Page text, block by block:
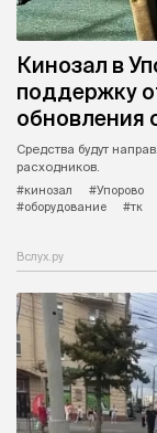
Кинозал в
поддержку
обновления
Средства будут
расходников.
#кинозал
#Упорово
#оборудование
#тк
Вслух.ру